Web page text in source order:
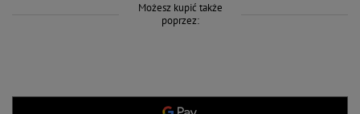
Możesz kupić także
poprzez: